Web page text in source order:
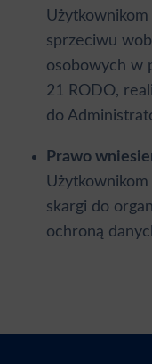
sprzeciwu
osobowych w
21 RODO,
do
Prawo
skargi do
ochroną